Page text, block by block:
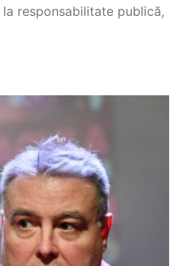
responsabilitate publică,